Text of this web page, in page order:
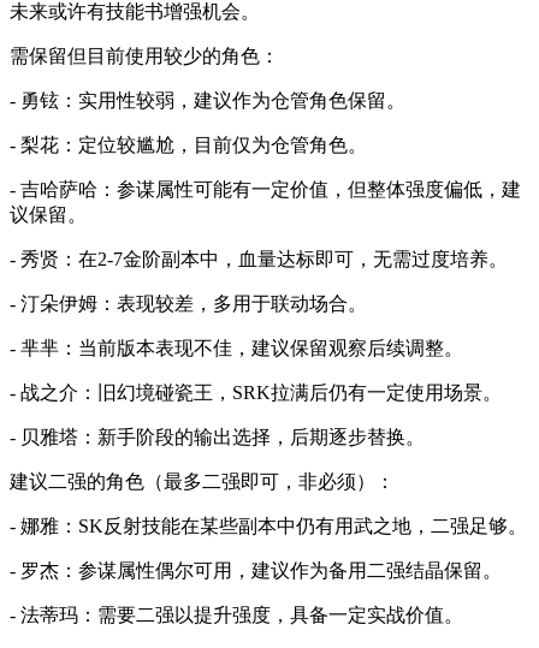
未来或许有技能书增强机会。
需保留但目前使用较少的角色：
- 勇铉：实用性较弱，建议作为仓管角色保留。
- 梨花：定位较尴尬，目前仅为仓管角色。
- 吉哈萨哈：参谋属性可能有一定价值，但整体强度偏低，建
议保留。
- 秀贤：在2-7金阶副本中，血量达标即可，无需过度培养。
- 汀朵伊姆：表现较差，多用于联动场合。
- 芈芈：当前版本表现不佳，建议保留观察后续调整。
- 战之介：旧幻境碰瓷王，SRK拉满后仍有一定使用场景。
- 贝雅塔：新手阶段的输出选择，后期逐步替换。
建议二强的角色（最多二强即可，非必须）：
- 娜雅：SK反射技能在某些副本中仍有用武之地，二强足够。
- 罗杰：参谋属性偶尔可用，建议作为备用二强结晶保留。
- 法蒂玛：需要二强以提升强度，具备一定实战价值。